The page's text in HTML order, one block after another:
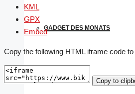
GADGET DES MONATS
KML
GPX
Embed
Copy the following HTML iframe code
Copy to